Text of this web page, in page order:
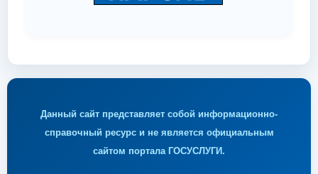
Данный сайт представляет собой информационно-
справочный ресурс и не является официальным
сайтом портала ГОСУСЛУГИ.